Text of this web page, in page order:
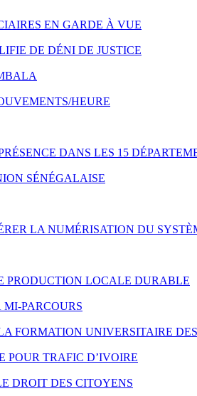
EN GARDE À VUE
DE DÉNI DE JUSTICE
HEURE
DANS LES 15
SÉNÉGALAISE
LA NUMÉRISATION DU
PRODUCTION LOCALE DURABLE
MI-PARCOURS
FORMATION UNIVERSITAIRE
POUR TRAFIC D’IVOIRE
DROIT DES CITOYENS